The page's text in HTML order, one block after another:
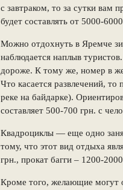
с завтраком, то за сутки вам
будет составлять от 5000-
Можно отдохнуть в Яремче
наблюдается наплыв
дороже. К тому же, номер в
Что касается развлечений,
реке на байдарке).
составляет 500-700 грн. с
Квадроциклы — еще одно
тому, что этот вид отдыха
грн., прокат багги – 1200-
Кроме того, желающие могут